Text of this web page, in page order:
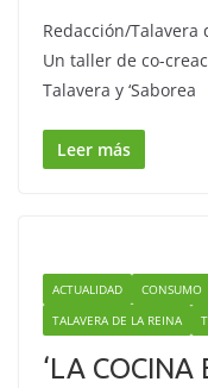
Redacción/Talavera
Un taller de co-
Talavera y ‘Saborea
Leer más
ACTUALIDAD CONSUMO
TALAVERA DE LA REINA
‘LA COCINA